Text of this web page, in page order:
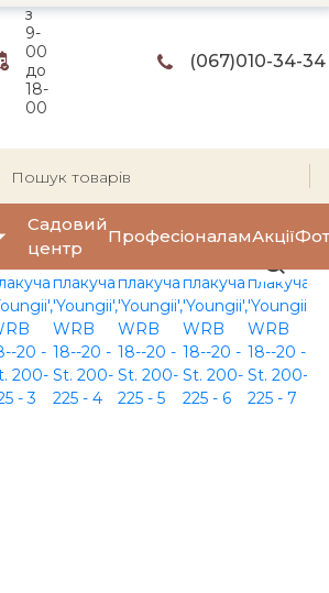
з
9-
00
до
18-
00
(067)010-34-34
Садовий
центр
ПрофесіоналамАкції